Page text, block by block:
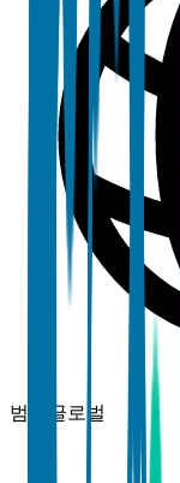
범위 글로벌